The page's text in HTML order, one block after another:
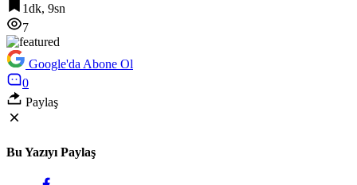
1dk, 9sn
7
Google'da Abone Ol
0
Paylaş
Bu Yazıyı Paylaş